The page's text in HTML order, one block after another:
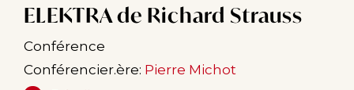
ELEKTRA de Richard Strauss
Conférence
Conférencier.ère: Pierre Michot